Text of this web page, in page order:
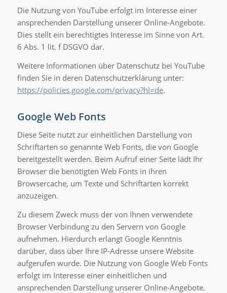
Die Nutzung von YouTube erfolgt im Interesse einer
ansprechenden Darstellung unserer Online-Angebote.
Dies stellt ein berechtigtes Interesse im Sinne von Art.
6 Abs. 1 lit. f DSGVO dar.
Weitere Informationen über Datenschutz bei YouTube
finden Sie in deren Datenschutzerklärung unter:
https://policies.google.com/privacy?hl=de.
Google Web Fonts
Diese Seite nutzt zur einheitlichen Darstellung von
Schriftarten so genannte Web Fonts, die von Google
bereitgestellt werden. Beim Aufruf einer Seite lädt Ihr
Browser die benötigten Web Fonts in ihren
Browsercache, um Texte und Schriftarten korrekt
anzuzeigen.
Zu diesem Zweck muss der von Ihnen verwendete
Browser Verbindung zu den Servern von Google
aufnehmen. Hierdurch erlangt Google Kenntnis
darüber, dass über Ihre IP-Adresse unsere Website
aufgerufen wurde. Die Nutzung von Google Web Fonts
erfolgt im Interesse einer einheitlichen und
ansprechenden Darstellung unserer Online-Angebote.